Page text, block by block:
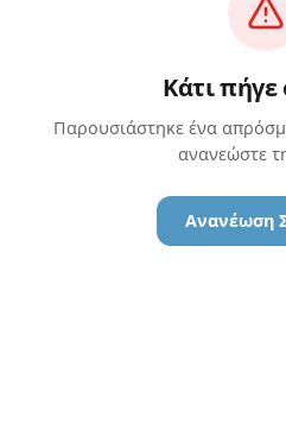
Κάτι
Παρουσιάστηκε ένα
ανανεώστε
Ανανέωση